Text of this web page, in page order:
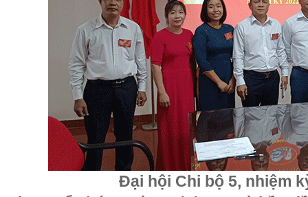
Đại hội Chi bộ 5, nhiệm